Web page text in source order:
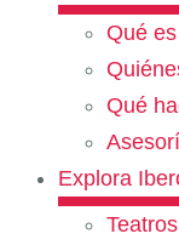
Qué
Qué
Explora
Teatros